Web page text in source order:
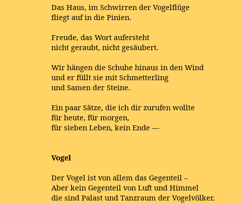
Das Haus, im Schwirren der Vogelflüge
fliegt auf in die Pinien.
Freude, das Wort aufersteht
nicht geraubt, nicht gesäubert.
Wir hängen die Schuhe hinaus in den Wind
und er füllt sie mit Schmetterling
und Samen der Steine.
Ein paar Sätze, die ich dir zurufen wollte
für heute, für morgen,
für sieben Leben, kein Ende —
Vogel
Der Vogel ist von allem das Gegenteil –
Aber kein Gegenteil von Luft und Himmel
die sind Palast und Tanzraum der Vogelvölker.